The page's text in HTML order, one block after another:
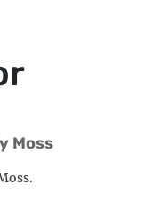
Moss